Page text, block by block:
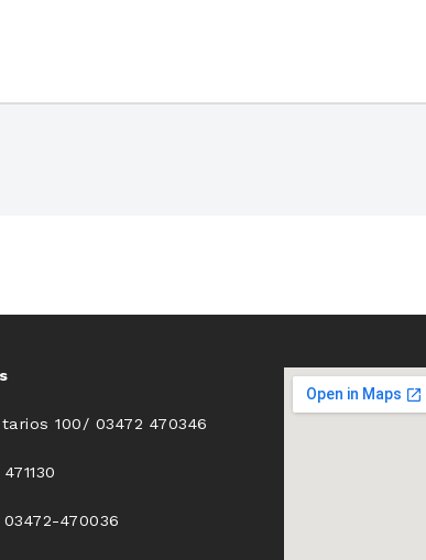
100/ 03472 470346
470036